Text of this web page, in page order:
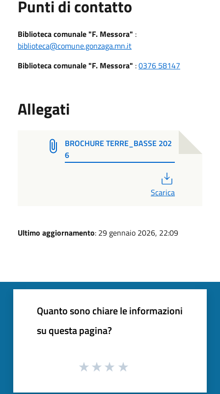
Punti di contatto
Biblioteca comunale "F. Messora" :
biblioteca@comune.gonzaga.mn.it
Biblioteca comunale "F. Messora" :0376 58147
Allegati
BROCHURE TERRE_BASSE 202
6
Scarica
Ultimo aggiornamento: 29 gennaio 2026, 22:09
Quanto sono chiare le informazioni
su questa pagina?